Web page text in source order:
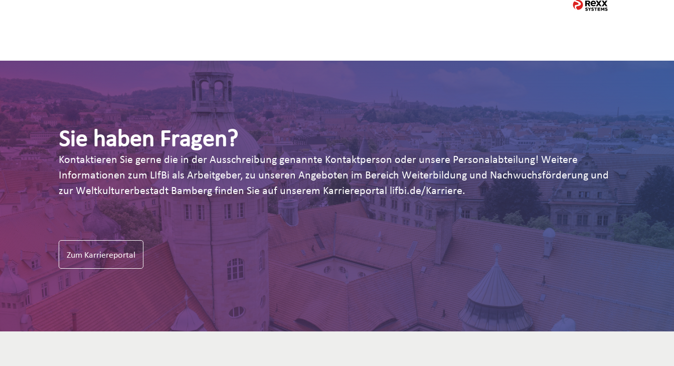
Sie haben Fragen?
Kontaktieren Sie gerne die in der Ausschreibung genannte Kontaktperson oder unsere Personalabteilung! Weitere
Informationen zum LIfBi als Arbeitgeber, zu unseren Angeboten im Bereich Weiterbildung und Nachwuchsförderung und
zur Weltkulturerbestadt Bamberg finden Sie auf unserem Karriereportal lifbi.de/Karriere.
Zum Karriereportal